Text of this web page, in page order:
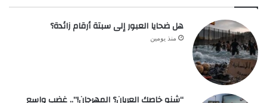
هل ضحايا العبور إلى سبتة أرقام زائدة؟
منذ يومين
“شنو خاصك العريان؟ المهرجان!”.. غضب واسع